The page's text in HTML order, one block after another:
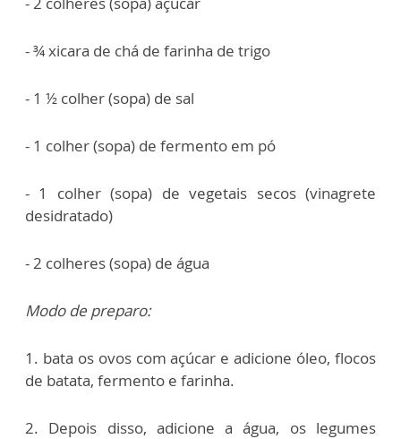
- ¾ xicara de chá de farinha de trigo
- 1 ½ colher (sopa) de sal
- 1 colher (sopa) de fermento em pó
- 1 colher (sopa) de vegetais secos (vinagrete
desidratado)
- 2 colheres (sopa) de água
Modo de preparo:
1. bata os ovos com açúcar e adicione óleo, flocos
de batata, fermento e farinha.
2. Depois disso, adicione a água, os legumes